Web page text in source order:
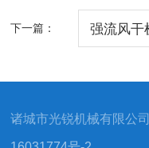
下一篇： 强流风干
诸城市光锐机械有限